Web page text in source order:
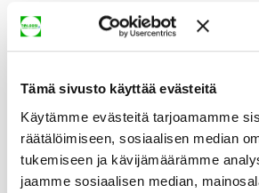
Tämä sivusto käyttää evästeitä
Käytämme evästeitä tarjoamamme
räätälöimiseen, sosiaalisen median
tukemiseen ja kävijämäärämme
jaamme sosiaalisen median,